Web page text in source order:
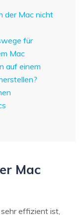
der Mac nicht
für
Mac
auf einem
Mac
effizient ist,